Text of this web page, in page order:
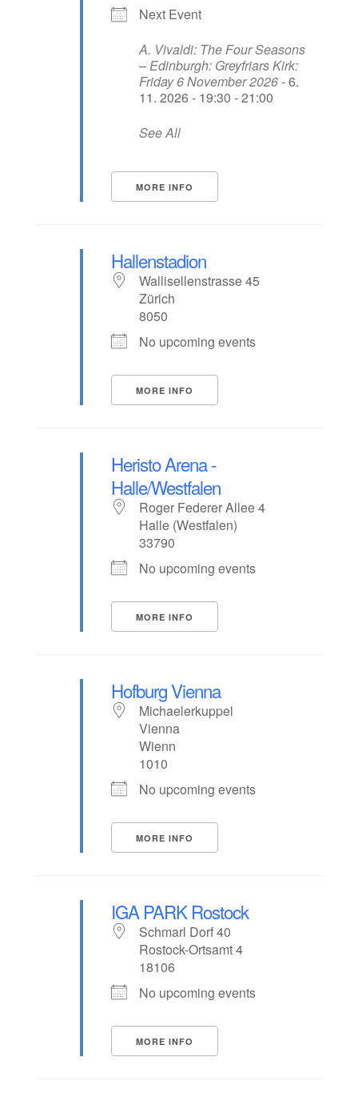
Next Event
A. Vivaldi: The Four Seasons
– Edinburgh: Greyfriars Kirk:
Friday 6 November 2026- 6.
11. 2026 - 19:30 - 21:00
See All
MORE INFO
Hallenstadion
Wallisellenstrasse 45
Zürich
8050
No upcoming events
MORE INFO
Heristo Arena -
Halle/Westfalen
Roger Federer Allee 4
Halle (Westfalen)
33790
No upcoming events
MORE INFO
Hofburg Vienna
Michaelerkuppel
Vienna
Wienn
1010
No upcoming events
MORE INFO
IGA PARK Rostock
Schmarl Dorf 40
Rostock-Ortsamt 4
18106
No upcoming events
MORE INFO